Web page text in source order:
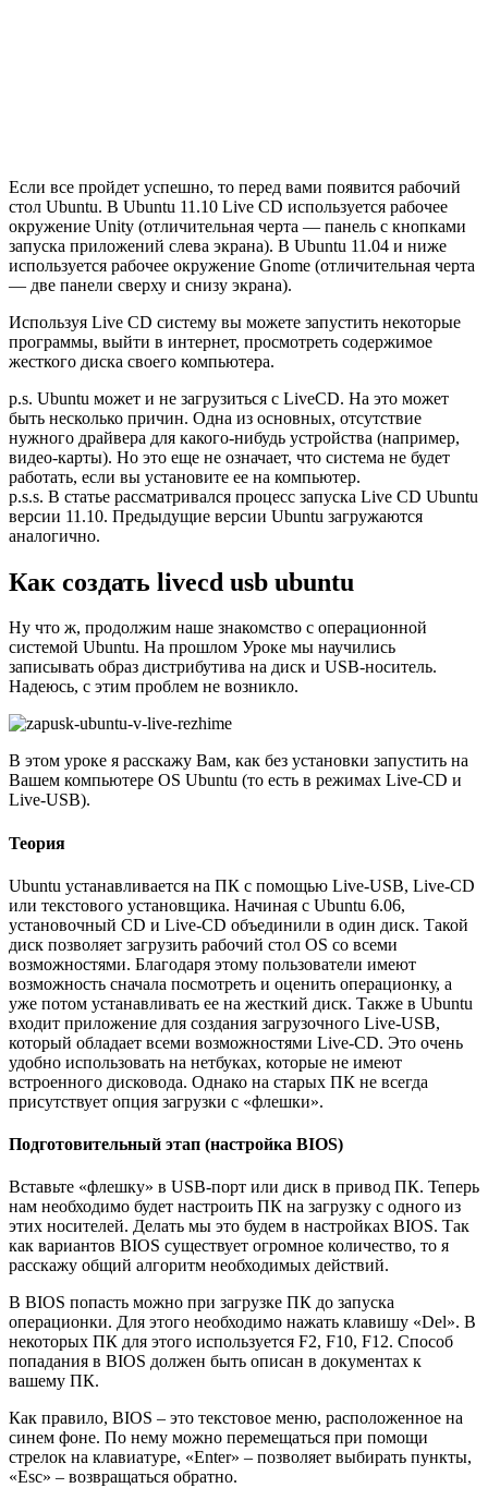
Если все пройдет успешно, то перед вами появится рабочий
стол Ubuntu. В Ubuntu 11.10 Live CD используется рабочее
окружение Unity (отличительная черта — панель с кнопками
запуска приложений слева экрана). В Ubuntu 11.04 и ниже
используется рабочее окружение Gnome (отличительная черта
— две панели сверху и снизу экрана).
Используя Live CD систему вы можете запустить некоторые
программы, выйти в интернет, просмотреть содержимое
жесткого диска своего компьютера.
p.s. Ubuntu может и не загрузиться с LiveCD. На это может
быть несколько причин. Одна из основных, отсутствие
нужного драйвера для какого-нибудь устройства (например,
видео-карты). Но это еще не означает, что система не будет
работать, если вы установите ее на компьютер.
p.s.s. В статье рассматривался процесс запуска Live CD Ubuntu
версии 11.10. Предыдущие версии Ubuntu загружаются
аналогично.
Как создать livecd usb ubuntu
Ну что ж, продолжим наше знакомство с операционной
системой Ubuntu. На прошлом Уроке мы научились
записывать образ дистрибутива на диск и USB-носитель.
Надеюсь, с этим проблем не возникло.
В этом уроке я расскажу Вам, как без установки запустить на
Вашем компьютере OS Ubuntu (то есть в режимах Live-CD и
Live-USB).
Теория
Ubuntu устанавливается на ПК с помощью Live-USB, Live-CD
или текстового установщика. Начиная с Ubuntu 6.06,
установочный CD и Live-CD объединили в один диск. Такой
диск позволяет загрузить рабочий стол OS со всеми
возможностями. Благодаря этому пользователи имеют
возможность сначала посмотреть и оценить операционку, а
уже потом устанавливать ее на жесткий диск. Также в Ubuntu
входит приложение для создания загрузочного Live-USB,
который обладает всеми возможностями Live-CD. Это очень
удобно использовать на нетбуках, которые не имеют
встроенного дисковода. Однако на старых ПК не всегда
присутствует опция загрузки с «флешки».
Подготовительный этап (настройка BIOS)
Вставьте «флешку» в USB-порт или диск в привод ПК. Теперь
нам необходимо будет настроить ПК на загрузку с одного из
этих носителей. Делать мы это будем в настройках BIOS. Так
как вариантов BIOS существует огромное количество, то я
расскажу общий алгоритм необходимых действий.
В BIOS попасть можно при загрузке ПК до запуска
операционки. Для этого необходимо нажать клавишу «Del». В
некоторых ПК для этого используется F2, F10, F12. Способ
попадания в BIOS должен быть описан в документах к
вашему ПК.
Как правило, BIOS – это текстовое меню, расположенное на
синем фоне. По нему можно перемещаться при помощи
стрелок на клавиатуре, «Enter» – позволяет выбирать пункты,
«Esc» – возвращаться обратно.